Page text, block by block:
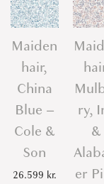
Maiden
hair,
China
Blue –
Cole &
Son
26.599 kr.
ry,
&
er